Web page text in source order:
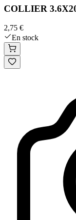
COLLIER
2,75 €
En stock